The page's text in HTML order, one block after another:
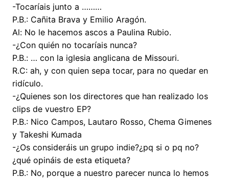
-Tocaríais junto a ………
P.B.: Cañita Brava y Emilio Aragón.
Al: No le hacemos ascos a Paulina Rubio.
-¿Con quién no tocaríais nunca?
P.B.: … con la iglesia anglicana de Missouri.
R.C: ah, y con quien sepa tocar, para no quedar en
ridículo.
-¿Quienes son los directores que han realizado los
clips de vuestro EP?
P.B.: Nico Campos, Lautaro Rosso, Chema Gimenes
y Takeshi Kumada
-¿Os consideráis un grupo indie?¿pq si o pq no?
¿qué opináis de esta etiqueta?
P.B.: No, porque a nuestro parecer nunca lo hemos